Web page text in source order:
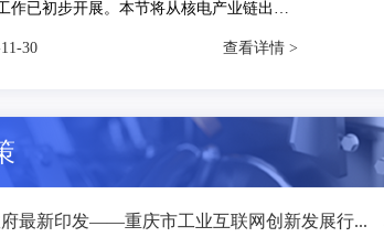
作已初步开展。本节将从核电产业链出
下的典型应用进行介绍。
30 查看详情 >
最新印发——重庆市工业互联网创新发展行...